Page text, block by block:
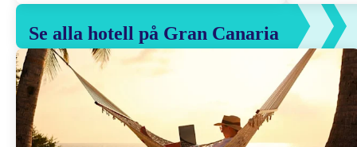
Se alla hotell på Gran Canaria